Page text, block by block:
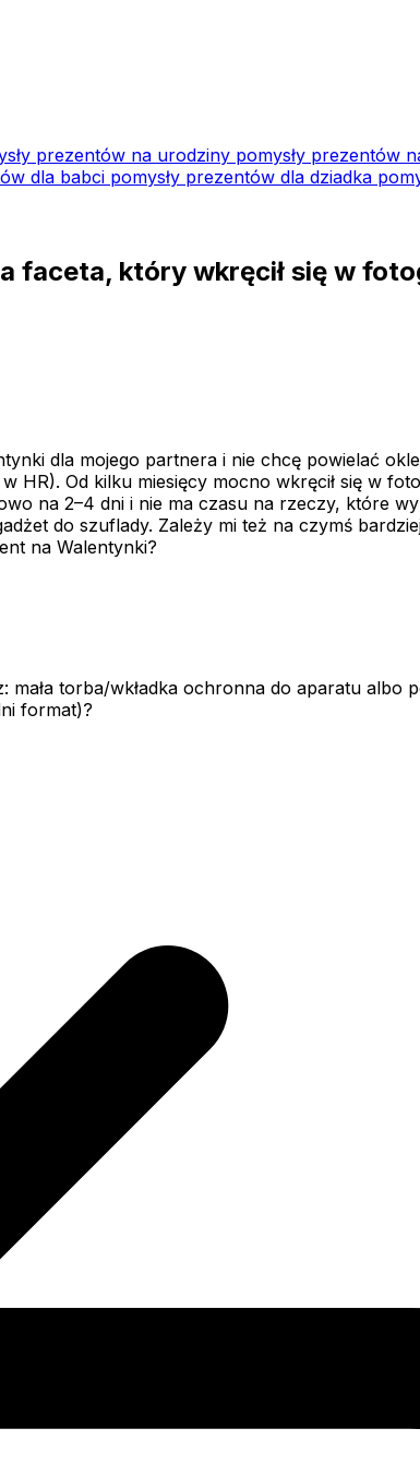
prezentów na urodziny pomysły prezentów
dla babci pomysły prezentów dla dziadka
faceta, który wkręcił się w
dla mojego partnera i nie chcę powielać
HR). Od kilku miesięcy mocno wkręcił się w
na 2–4 dni i nie ma czasu na rzeczy, które
do szuflady. Zależy mi też na czymś
na Walentynki?
mała torba/wkładka ochronna do aparatu
format)?